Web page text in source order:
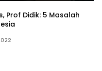
Prof Didik: 5 Masalah